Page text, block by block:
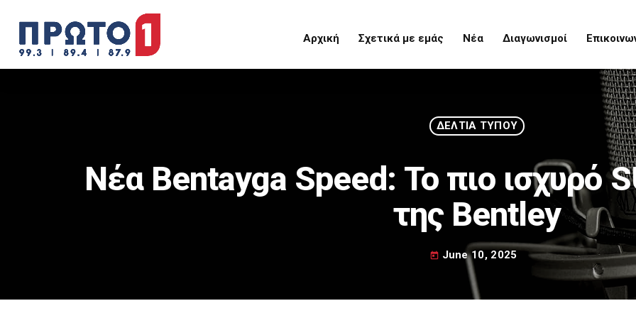
Αρχική Σχετικά με εμάς Νέα Διαγωνισμοί
ΔΕΛΤΙΑ ΤΥΠΟΥ
Νέα Bentayga Speed: Το πιο ισχυρό
της Bentley
today June 10, 2025